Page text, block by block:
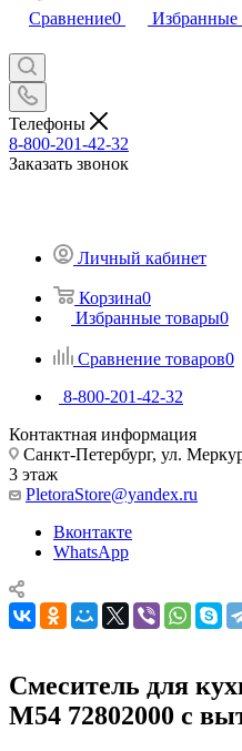
Сравнение0 Избранные
Телефоны
8-800-201-42-32
Заказать звонок
Личный кабинет
Корзина0
Избранные товары0
Сравнение товаров0
8-800-201-42-32
Контактная информация
Санкт-Петербург, ул.
3 этаж
PletoraStore@yandex.ru
Вконтакте
WhatsApp
Смеситель для
M54 72802000 с